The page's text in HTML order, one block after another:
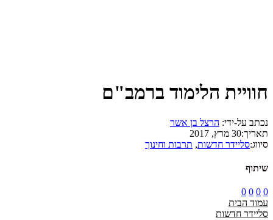
חוויית הלימוד ברמב"ם
נכתב על-ידי: הרצל בן אשר
תאריך:30 מרץ, 2017
סיווג:סליידר חדשות, תרבות וחינוך
שיתוף
0
0
0
0
עמוד הבית
סליידר חדשות